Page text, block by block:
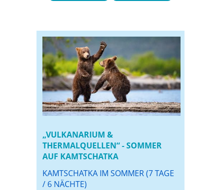
„VULKANARIUM &
THERMALQUELLEN“ - SOMMER
AUF KAMTSCHATKA
KAMTSCHATKA IM SOMMER (7 TAGE
/ 6 NÄCHTE)